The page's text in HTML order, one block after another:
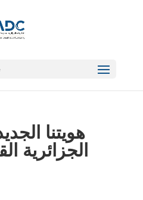
هويتنا
الجزائرية